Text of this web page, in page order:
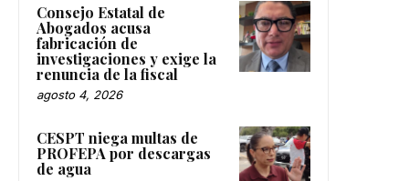
Consejo Estatal de
Abogados acusa
fabricación de
investigaciones y exige la
renuncia de la fiscal
agosto 4, 2026
CESPT niega multas de
PROFEPA por descargas
de agua